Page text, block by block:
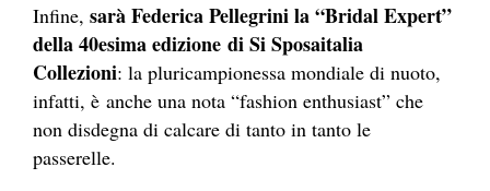
Infine, sarà Federica Pellegrini la “Bridal Expert”
della 40esima edizione di Si Sposaitalia
Collezioni: la pluricampionessa mondiale di nuoto,
infatti, è anche una nota “fashion enthusiast” che
non disdegna di calcare di tanto in tanto le
passerelle.